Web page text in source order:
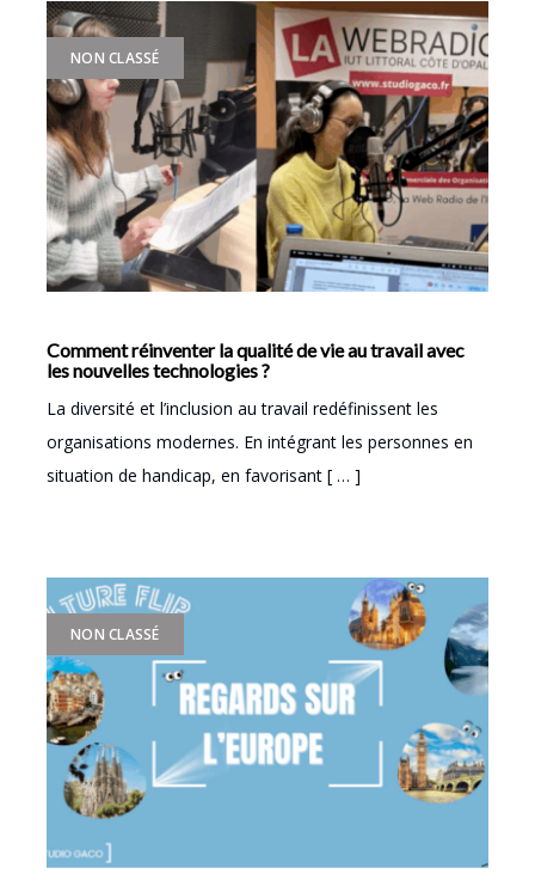
NON CLASSÉ
Comment réinventer la qualité de vie au travail avec
les nouvelles technologies ?
La diversité et l’inclusion au travail redéfinissent les
organisations modernes. En intégrant les personnes en
situation de handicap, en favorisant [ … ]
NON CLASSÉ